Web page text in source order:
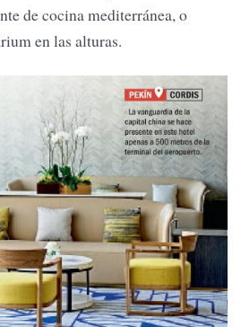
de cocina mediterránea, o
en las alturas.